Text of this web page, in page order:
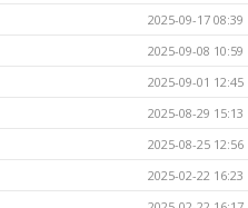
2025-09-17 08:39
2025-09-08 10:59
2025-09-01 12:45
2025-08-29 15:13
2025-08-25 12:56
2025-02-22 16:23